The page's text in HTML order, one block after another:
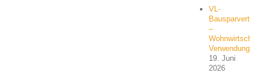
VL-
Bausparvertrag
–
Verwendung?
19. Juni
2026